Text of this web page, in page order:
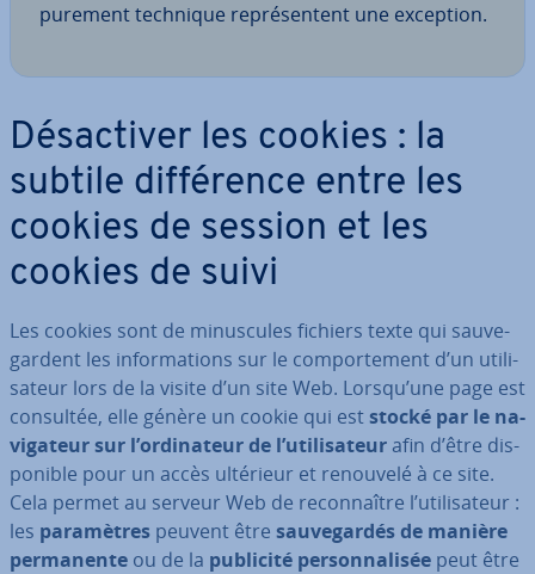
purement technique re­pré­sen­tent une exception.
Dé­sac­ti­ver les cookies : la
subtile dif­fé­rence entre les
cookies de session et les
cookies de suivi
Les cookies sont de mi­nus­cules fichiers texte qui sau­ve­
gar­dent les in­for­ma­tions sur le com­por­te­ment d’un uti­li­
sa­teur lors de la visite d’un site Web. Lorsqu’une page est
consultée, elle génère un cookie qui eststocké par le na­
vi­ga­teur sur l’or­di­na­teur de l’uti­li­sa­teurafin d’être dis­
po­nible pour un accès ultérieur et renouvelé à ce site.
Cela permet au serveur Web de re­con­naître l’uti­li­sa­teur :
les pa­ra­mètres peuvent être sau­ve­gar­dés de manière
per­ma­nente ou de la publicité per­son­na­li­sée peut être